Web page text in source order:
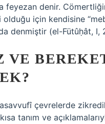
feyezan denir.
için kendisine
denmiştir (el-Fütûḥât, I,
VE
çevrelerde
tanım ve